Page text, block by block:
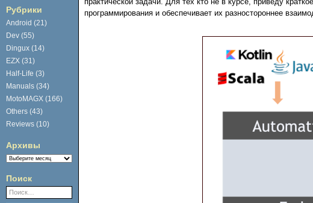
Рубрики
Android (21)
Dev (55)
Dingux (14)
EZX (31)
Half-Life (3)
Manuals (34)
MotoMAGX (166)
Others (43)
Reviews (10)
Архивы
Архивы
Поиск
программирования и обеспечивает их разностороннее